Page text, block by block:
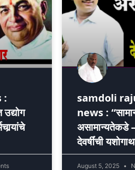
:
उद्योग
samdoli
news :
असामान्यतेकडे
देवर्षींची
August 5, 2025